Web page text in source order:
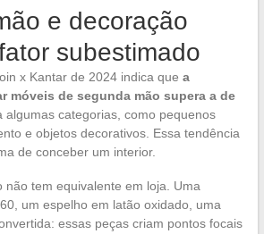
e decoração
subestimado
x Kantar de 2024 indica que a
móveis de segunda mão supera a de
algumas categorias, como pequenos
e objetos decorativos. Essa tendência
de conceber um interior.
não tem equivalente em loja. Uma
um espelho em latão oxidado, uma
essas peças criam pontos focais